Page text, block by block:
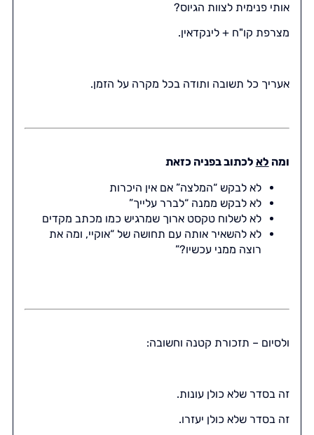
אותי פנימית לצוות הגיוס?
מצרפת קו"ח + לינקדאין.
אעריך כל תשובה ותודה בכל מקרה על הזמן.
ומה לא לכתוב בפניה כזאת
לא לבקש “המלצה” אם אין היכרות
לא לבקש ממנה “לברר עלייך”
לא לשלוח טקסט ארוך שמרגיש כמו מכתב מקדים
לא להשאיר אותה עם תחושה של “אוקיי, ומה את
רוצה ממני עכשיו?”
ולסיום – תזכורת קטנה וחשובה:
זה בסדר שלא כולן עונות.
זה בסדר שלא כולן יעזרו.